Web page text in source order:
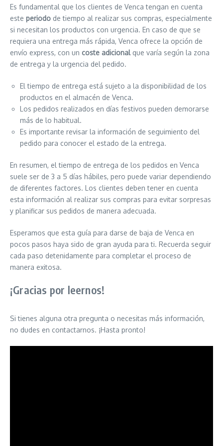
Es fundamental que los clientes de Venca tengan en cuenta
este periodo de tiempo al realizar sus compras, especialmente
si necesitan los productos con urgencia. En caso de que se
requiera una entrega más rápida, Venca ofrece la opción de
envío express, con un coste adicionalque varía según la zona
de entrega y la urgencia del pedido.
El tiempo de entrega está sujeto a la disponibilidad de los
productos en el almacén de Venca.
Los pedidos realizados en días festivos pueden demorarse
más de lo habitual.
Es importante revisar la información de seguimiento del
pedido para conocer el estado de la entrega.
En resumen, el tiempo de entrega de los pedidos en Venca
suele ser de 3 a 5 días hábiles, pero puede variar dependiendo
de diferentes factores. Los clientes deben tener en cuenta
esta información al realizar sus compras para evitar sorpresas
y planificar sus pedidos de manera adecuada.
Esperamos que esta guía para darse de baja de Venca en
pocos pasos haya sido de gran ayuda para ti. Recuerda seguir
cada paso detenidamente para completar el proceso de
manera exitosa.
¡Gracias por leernos!
Si tienes alguna otra pregunta o necesitas más información,
no dudes en contactarnos. ¡Hasta pronto!